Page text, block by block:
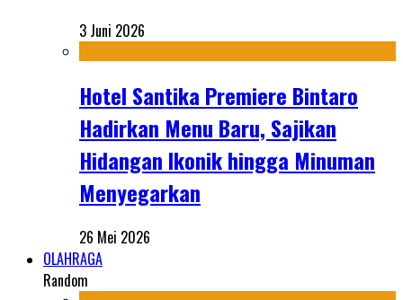
3 Juni 2026
Hotel Santika Premiere Bintaro
Hadirkan Menu Baru, Sajikan
Hidangan Ikonik hingga Minuman
Menyegarkan
26 Mei 2026
OLAHRAGA
Random